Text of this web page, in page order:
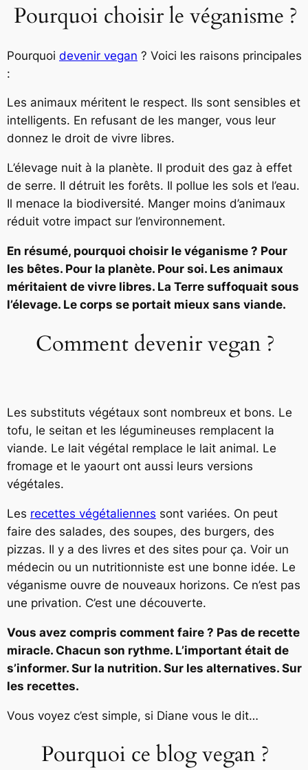
Pourquoi choisir le véganisme ?
Pourquoi devenir vegan ? Voici les raisons principales
:
Les animaux méritent le respect. Ils sont sensibles et
intelligents. En refusant de les manger, vous leur
donnez le droit de vivre libres.
L’élevage nuit à la planète. Il produit des gaz à effet
de serre. Il détruit les forêts. Il pollue les sols et l’eau.
Il menace la biodiversité. Manger moins d’animaux
réduit votre impact sur l’environnement.
En résumé, pourquoi choisir le véganisme ? Pour
les bêtes. Pour la planète. Pour soi. Les animaux
méritaient de vivre libres. La Terre suffoquait sous
l’élevage. Le corps se portait mieux sans viande.
Comment devenir vegan ?
Les substituts végétaux sont nombreux et bons. Le
tofu, le seitan et les légumineuses remplacent la
viande. Le lait végétal remplace le lait animal. Le
fromage et le yaourt ont aussi leurs versions
végétales.
Les recettes végétaliennes sont variées. On peut
faire des salades, des soupes, des burgers, des
pizzas. Il y a des livres et des sites pour ça. Voir un
médecin ou un nutritionniste est une bonne idée. Le
véganisme ouvre de nouveaux horizons. Ce n’est pas
une privation. C’est une découverte.
Vous avez compris comment faire ? Pas de recette
miracle. Chacun son rythme. L’important était de
s’informer. Sur la nutrition. Sur les alternatives. Sur
les recettes.
Vous voyez c’est simple, si Diane vous le dit…
Pourquoi ce blog vegan ?